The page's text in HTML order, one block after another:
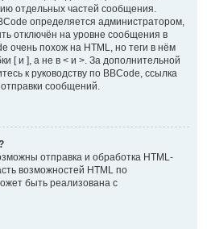
отдельных частей сообщения.
определяется администратором,
отключён на уровне сообщения в
очень похож на HTML, но теги в нём
[ и ], а не в < и >. За дополнительной
к руководству по BBCode, ссылка
сообщений.
отправка и обработка HTML-
возможностей HTML по
быть реализована с